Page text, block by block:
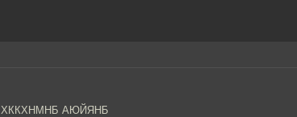
АЮЙЯНБ